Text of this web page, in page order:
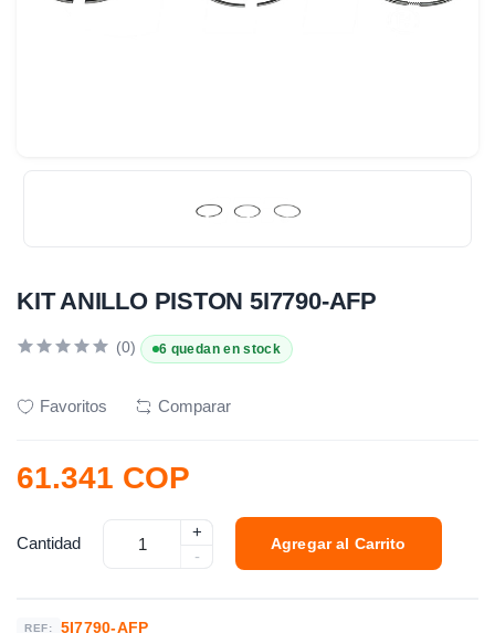
KIT ANILLO PISTON 5I7790-AFP
(0) 6 quedan en stock
Favoritos Comparar
61.341 COP
Cantidad
+
-
Agregar al Carrito
REF: 5I7790-AFP